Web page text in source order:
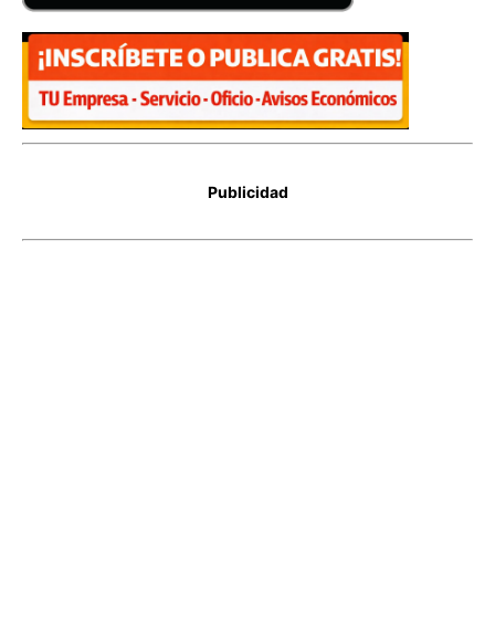
Publicidad